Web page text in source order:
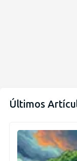
Últimos